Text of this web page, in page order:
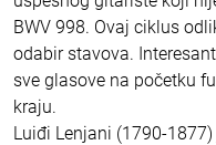
BWV 998. Ovaj ciklus
odabir stavova.
sve glasove na početku
kraju.
Luiđi Lenjani (1790-